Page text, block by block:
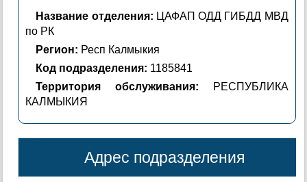
Название отделения: ЦАФАП ОДД ГИБДД МВД
по РК
Регион: Респ Калмыкия
Код подразделения: 1185841
Территория обслуживания: РЕСПУБЛИКА
КАЛМЫКИЯ
Адрес подразделения